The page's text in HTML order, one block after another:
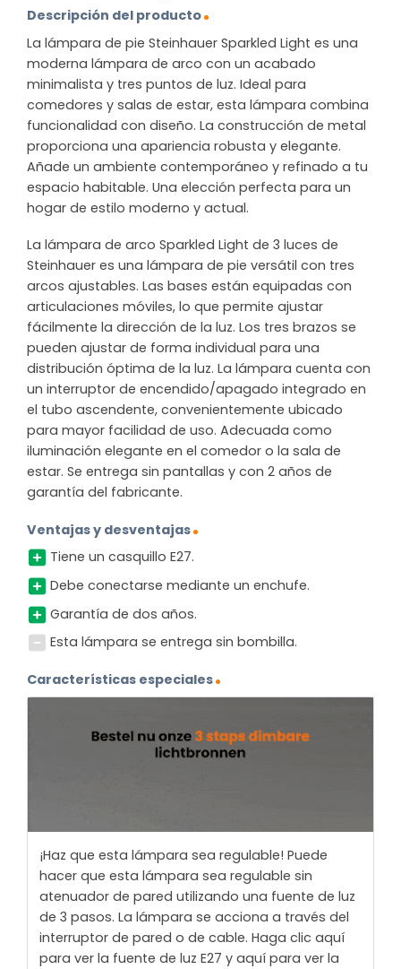
Descripción del producto
La lámpara de pie Steinhauer Sparkled Light es una
moderna lámpara de arco con un acabado
minimalista y tres puntos de luz. Ideal para
comedores y salas de estar, esta lámpara combina
funcionalidad con diseño. La construcción de metal
proporciona una apariencia robusta y elegante.
Añade un ambiente contemporáneo y refinado a tu
espacio habitable. Una elección perfecta para un
hogar de estilo moderno y actual.
La lámpara de arco Sparkled Light de 3 luces de
Steinhauer es una lámpara de pie versátil con tres
arcos ajustables. Las bases están equipadas con
articulaciones móviles, lo que permite ajustar
fácilmente la dirección de la luz. Los tres brazos se
pueden ajustar de forma individual para una
distribución óptima de la luz. La lámpara cuenta con
un interruptor de encendido/apagado integrado en
el tubo ascendente, convenientemente ubicado
para mayor facilidad de uso. Adecuada como
iluminación elegante en el comedor o la sala de
estar. Se entrega sin pantallas y con 2 años de
garantía del fabricante.
Ventajas y desventajas
Tiene un casquillo E27.
Debe conectarse mediante un enchufe.
Garantía de dos años.
Esta lámpara se entrega sin bombilla.
Características especiales
¡Haz que esta lámpara sea regulable! Puede
hacer que esta lámpara sea regulable sin
atenuador de pared utilizando una fuente de luz
de 3 pasos. La lámpara se acciona a través del
interruptor de pared o de cable. Haga clic aquí
para ver la fuente de luz E27 y aquí para ver la